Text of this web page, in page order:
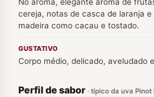
No aroma, elegante aroma de
cereja, notas de casca de laranja
madeira como cacau e tostado.
GUSTATIVO
Corpo médio, delicado, aveludado
Perfil de sabor · típico da uva Pinot